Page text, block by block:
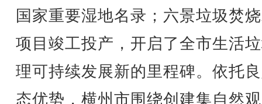
国家重要湿地名录；六景垃圾焚
项目竣工投产，开启了全市生活
理可持续发展新的里程碑。依托
态优势，横州市围绕创建集自然